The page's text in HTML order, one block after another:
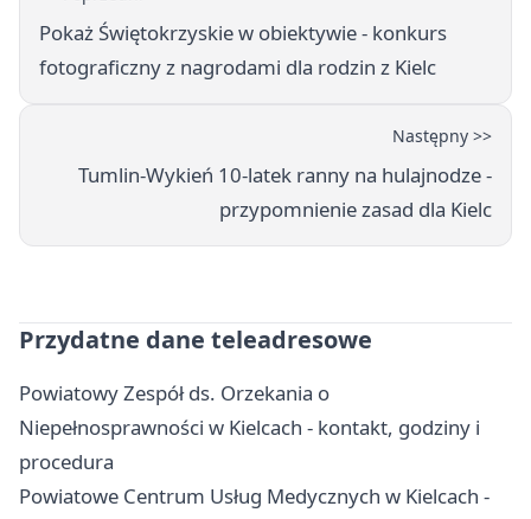
Pokaż Świętokrzyskie w obiektywie - konkurs
fotograficzny z nagrodami dla rodzin z Kielc
Następny >>
Tumlin-Wykień 10-latek ranny na hulajnodze -
przypomnienie zasad dla Kielc
Przydatne dane teleadresowe
Powiatowy Zespół ds. Orzekania o
Niepełnosprawności w Kielcach - kontakt, godziny i
procedura
Powiatowe Centrum Usług Medycznych w Kielcach -